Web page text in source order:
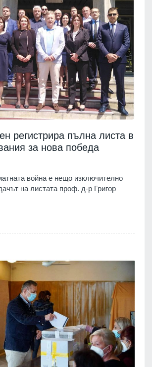
регистрира пълна листа в
за нова победа
война е нещо изключително
на листата проф. д-р Григор